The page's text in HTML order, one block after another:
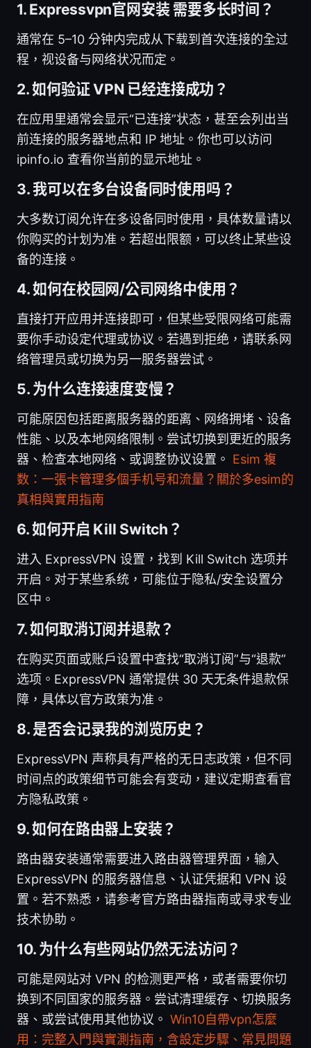
1. Expressvpn官网安装 需要多长时间？
通常在 5–10 分钟内完成从下载到首次连接的全过
程，视设备与网络状况而定。
2. 如何验证 VPN 已经连接成功？
在应用里通常会显示“已连接”状态，甚至会列出当
前连接的服务器地点和 IP 地址。你也可以访问
ipinfo.io 查看你当前的显示地址。
3. 我可以在多台设备同时使用吗？
大多数订阅允许在多设备同时使用，具体数量请以
你购买的计划为准。若超出限额，可以终止某些设
备的连接。
4. 如何在校园网/公司网络中使用？
直接打开应用并连接即可，但某些受限网络可能需
要你手动设定代理或协议。若遇到拒绝，请联系网
络管理员或切换为另一服务器尝试。
5. 为什么连接速度变慢？
可能原因包括距离服务器的距离、网络拥堵、设备
性能、以及本地网络限制。尝试切换到更近的服务
器、检查本地网络、或调整协议设置。 Esim 複
数：一張卡管理多個手机号和流量？關於多esim的
真相與實用指南
6. 如何开启 Kill Switch？
进入 ExpressVPN 设置，找到 Kill Switch 选项并
开启。对于某些系统，可能位于隐私/安全设置分
区中。
7. 如何取消订阅并退款？
在购买页面或账户设置中查找“取消订阅”与“退款”
选项。ExpressVPN 通常提供 30 天无条件退款保
障，具体以官方政策为准。
8. 是否会记录我的浏览历史？
ExpressVPN 声称具有严格的无日志政策，但不同
时间点的政策细节可能会有变动，建议定期查看官
方隐私政策。
9. 如何在路由器上安装？
路由器安装通常需要进入路由器管理界面，输入
ExpressVPN 的服务器信息、认证凭据和 VPN 设
置。若不熟悉，请参考官方路由器指南或寻求专业
技术协助。
10. 为什么有些网站仍然无法访问？
可能是网站对 VPN 的检测更严格，或者需要你切
换到不同国家的服务器。尝试清理缓存、切换服务
器、或尝试使用其他协议。 Win10自帶vpn怎麼
用：完整入門與實測指南，含設定步驟、常見問題